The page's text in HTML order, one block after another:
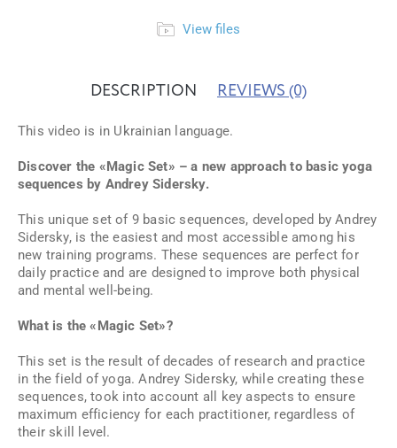
View files
DESCRIPTION REVIEWS (0)
This video is in Ukrainian language.
Discover the «Magic Set» – a new approach to basic yoga
sequences by Andrey Sidersky.
This unique set of 9 basic sequences, developed by Andrey
Sidersky, is the easiest and most accessible among his
new training programs. These sequences are perfect for
daily practice and are designed to improve both physical
and mental well-being.
What is the «Magic Set»?
This set is the result of decades of research and practice
in the field of yoga. Andrey Sidersky, while creating these
sequences, took into account all key aspects to ensure
maximum efficiency for each practitioner, regardless of
their skill level.